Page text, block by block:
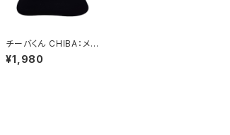
チーバくん CHIBA：メッ
シュキャップ（ホワイト）
¥1,980